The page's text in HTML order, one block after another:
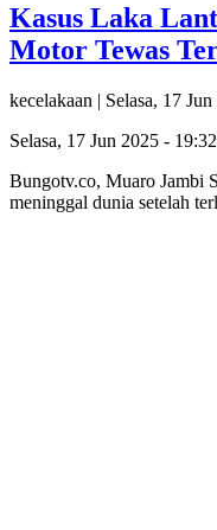
Kasus Laka
Motor Tewas
kecelakaan | Selasa, 17
Selasa, 17 Jun 2025 -
Bungotv.co, Muaro Jambi
meninggal dunia setelah